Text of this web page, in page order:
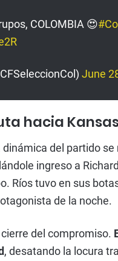
COLOMBIA 😍
June
hacia
del partido
ingreso a
Ríos tuvo en sus
de la noche.
del compromiso.
, desatando la locura